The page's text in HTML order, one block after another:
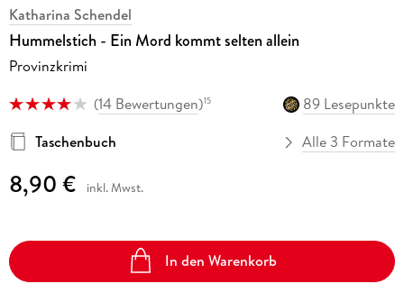
Katharina Schendel
Hummelstich - Ein Mord kommt selten allein
Provinzkrimi
(14 Bewertungen)15
89 Lesepunkte
Taschenbuch
Alle 3 Formate
8,90 € inkl. Mwst.
In den Warenkorb